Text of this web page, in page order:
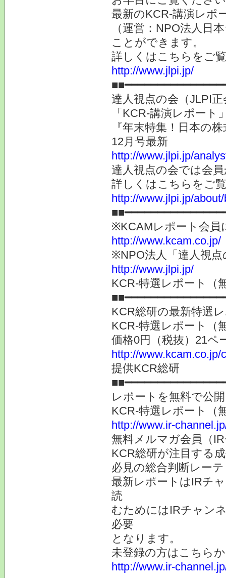
最新のKCR-講演レポ
（運営：NPO法人日
ことができます。
詳しくはこちらをご
http://www.jlpi.jp/
達人視点の会（JLPI
「KCR-講演レポー
『年末特集！日本の
12月号最新
http://www.jlpi.jp/
達人視点の会では会
詳しくはこちらをご
http://www.jlpi.jp/
※KCAMレポート会員
http://www.kcam.co.jp/
※NPO法人「達人視
http://www.jlpi.jp/
KCR-特選レポート（
KCR総研の最新特選
KCR-特選レポート（
価格0円（税抜）21ペ
http://www.kcam.co.jp/
提供KCR総研
レポートを無料で公
KCR-特選レポート（
http://www.ir-
無料メルマガ会員（
KCR総研が注目する
必見の総合判断レー
最新レポートはIRチ
読
むためにはIRチャン
必要
となります。
未登録の方はこちら
http://www.ir-